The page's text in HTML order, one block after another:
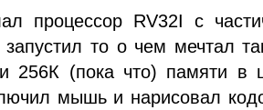
процессор RV32I с
то о чем мечтал
256К (пока что) памяти в
мышь и нарисовал